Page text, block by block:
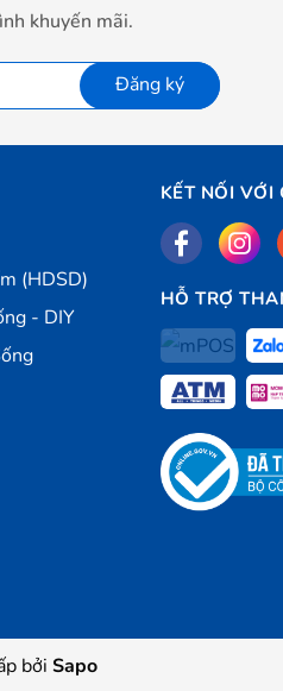
khuyến mãi.
Đăng ký
(HDSD)
- DIY
KẾT NỐI VỚI
HỖ TRỢ
bởi Sapo